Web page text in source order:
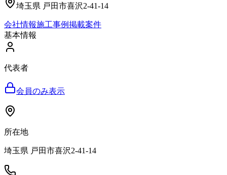
埼玉県 戸田市喜沢2-41-14
会社情報施工事例掲載案件
基本情報
代表者
会員のみ表示
所在地
埼玉県 戸田市喜沢2-41-14